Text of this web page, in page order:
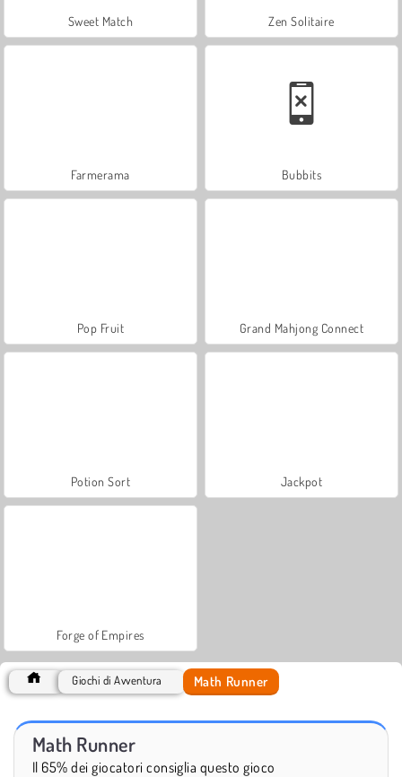
Sweet Match Zen Solitaire
Farmerama Bubbits
Pop Fruit Grand Mahjong Connect
Potion Sort Jackpot
Forge of Empires
Giochi di Avventura Math Runner
Math Runner
Il 65% dei giocatori consiglia questo gioco